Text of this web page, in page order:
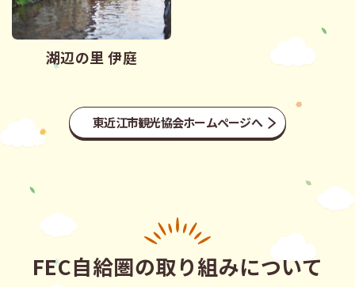
湖辺の里 伊庭
東近江市観光協会ホームページへ
FEC自給圏の取り組みについて